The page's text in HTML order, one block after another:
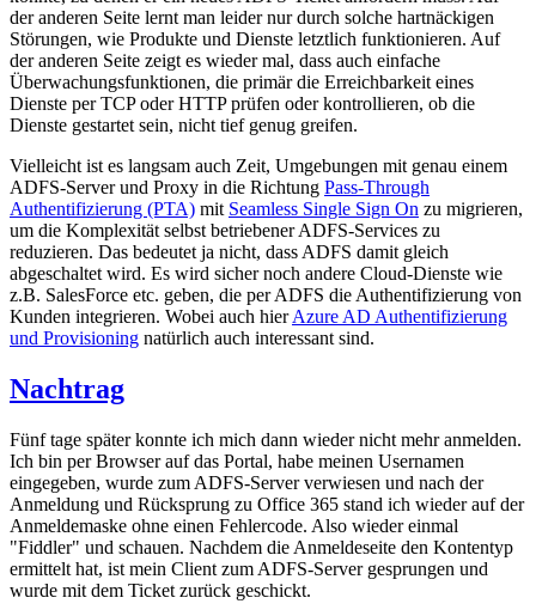
der anderen Seite lernt man leider nur durch solche hartnäckigen
Störungen, wie Produkte und Dienste letztlich funktionieren. Auf
der anderen Seite zeigt es wieder mal, dass auch einfache
Überwachungsfunktionen, die primär die Erreichbarkeit eines
Dienste per TCP oder HTTP prüfen oder kontrollieren, ob die
Dienste gestartet sein, nicht tief genug greifen.
Vielleicht ist es langsam auch Zeit, Umgebungen mit genau einem
ADFS-Server und Proxy in die Richtung Pass-Through
Authentifizierung (PTA) mit Seamless Single Sign On zu migrieren,
um die Komplexität selbst betriebener ADFS-Services zu
reduzieren. Das bedeutet ja nicht, dass ADFS damit gleich
abgeschaltet wird. Es wird sicher noch andere Cloud-Dienste wie
z.B. SalesForce etc. geben, die per ADFS die Authentifizierung von
Kunden integrieren. Wobei auch hierAzure AD Authentifizierung
und Provisioning natürlich auch interessant sind.
Nachtrag
Fünf tage später konnte ich mich dann wieder nicht mehr anmelden.
Ich bin per Browser auf das Portal, habe meinen Usernamen
eingegeben, wurde zum ADFS-Server verwiesen und nach der
Anmeldung und Rücksprung zu Office 365 stand ich wieder auf der
Anmeldemaske ohne einen Fehlercode. Also wieder einmal
"Fiddler" und schauen. Nachdem die Anmeldeseite den Kontentyp
ermittelt hat, ist mein Client zum ADFS-Server gesprungen und
wurde mit dem Ticket zurück geschickt.